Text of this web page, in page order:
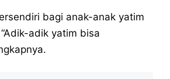
bagi anak-anak yatim
adik yatim bisa